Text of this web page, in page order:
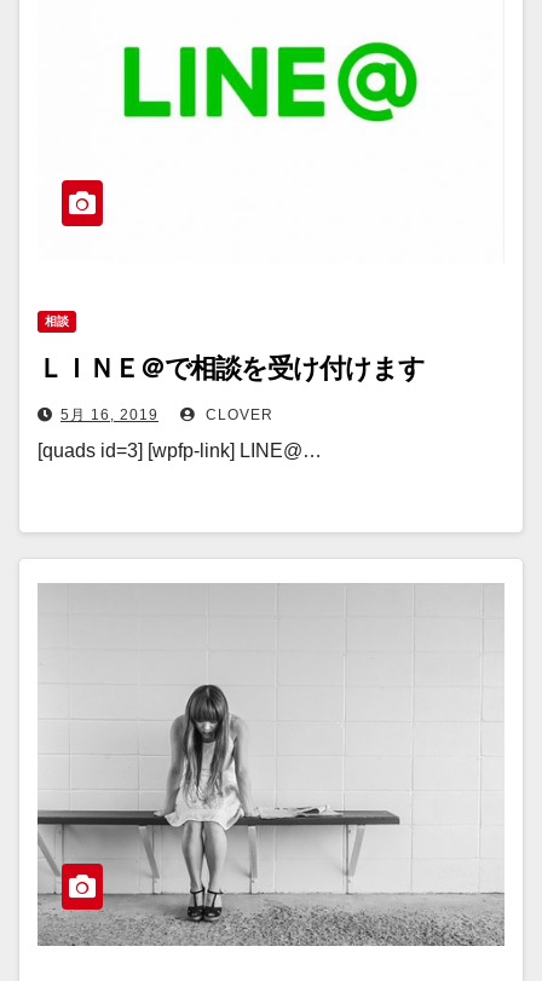
相談
ＬＩＮＥ＠で相談を受け付けます
5月 16, 2019 CLOVER
[quads id=3] [wpfp-link] LINE@…